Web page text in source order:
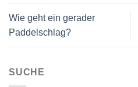
Wie geht ein gerader
Paddelschlag?
SUCHE